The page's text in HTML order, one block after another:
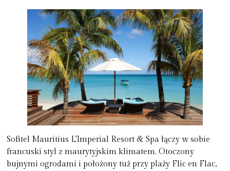
Sofitel Mauritius L’Imperial Resort & Spa łączy w sobie
francuski styl z maurytyjskim klimatem. Otoczony
bujnymi ogrodami i położony tuż przy plaży Flic en Flac,